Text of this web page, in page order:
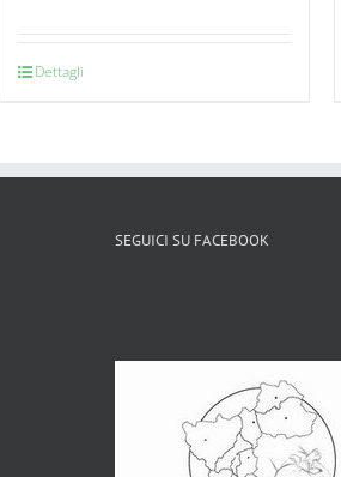
Dettagli
SEGUICI SU FACEBOOK